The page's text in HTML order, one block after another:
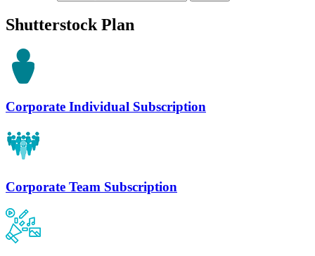
Shutterstock Plan
Corporate Individual Subscription
Corporate Team Subscription